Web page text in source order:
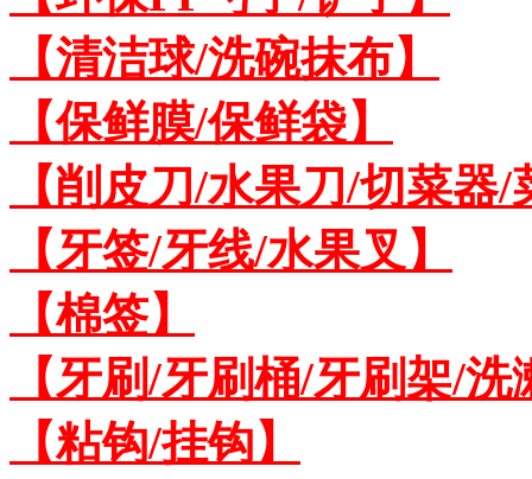
【清洁球/洗碗抹布】
【保鲜膜/保鲜袋】
【削皮刀/水果刀/切菜器
【牙签/牙线/水果叉】
【棉签】
【牙刷/牙刷桶/牙刷架/洗
【粘钩/挂钩】